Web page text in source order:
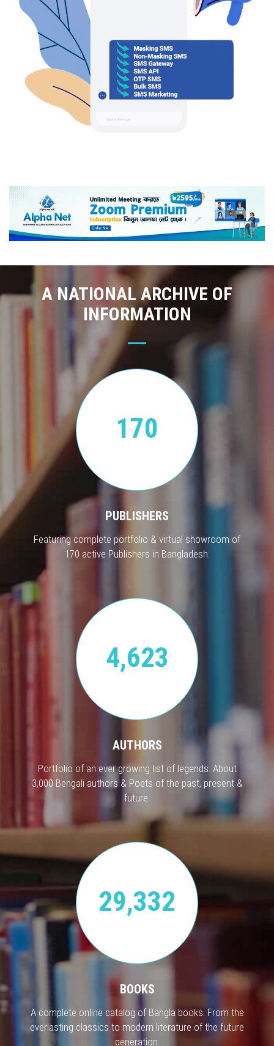
A NATIONAL ARCHIVE OF
INFORMATION
170
PUBLISHERS
Featuring complete portfolio & virtual showroom of
170 active Publishers in Bangladesh.
4,623
AUTHORS
Portfolio of an ever growing list of legends. About
3,000 Bengali authors & Poets of the past, present &
future.
29,332
BOOKS
A complete online catalog of Bangla books. From the
everlasting classics to modern literature of the future
generation.